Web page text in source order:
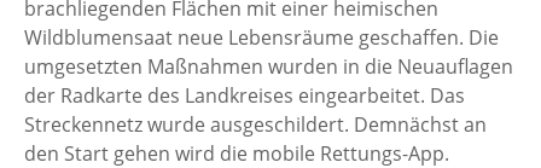
brachliegenden Flächen mit einer heimischen
Wildblumensaat neue Lebensräume geschaffen. Die
umgesetzten Maßnahmen wurden in die Neuauflagen
der Radkarte des Landkreises eingearbeitet. Das
Streckennetz wurde ausgeschildert. Demnächst an
den Start gehen wird die mobile Rettungs-App.